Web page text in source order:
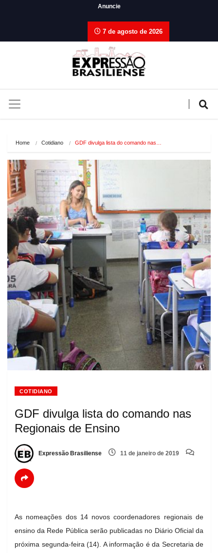
Anuncie
7 de agosto de 2026
Home Cotidiano GDF divulga lista do comando nas…
COTIDIANO
GDF divulga lista do comando nas
Regionais de Ensino
Expressão Brasiliense 11 de janeiro de 2019
As nomeações dos 14 novos coordenadores regionais de
ensino da Rede Pública serão publicadas no Diário Oficial da
próxima segunda-feira (14). A informação é da Secretaria de